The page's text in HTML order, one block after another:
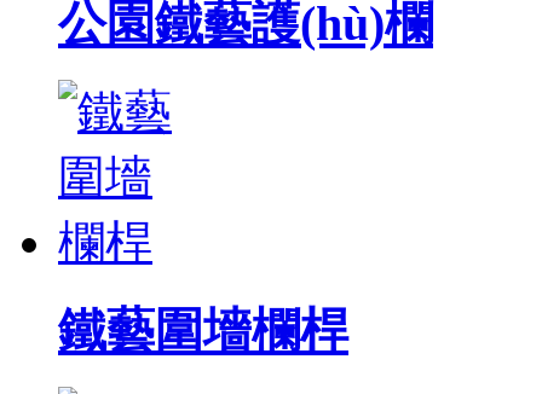
公園鐵藝護(hù)欄
鐵藝圍墻欄桿